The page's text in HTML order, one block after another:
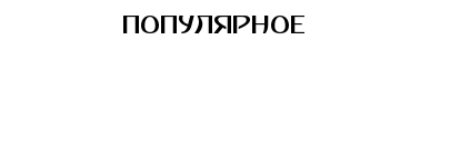
ПОПУЛЯРНОЕ